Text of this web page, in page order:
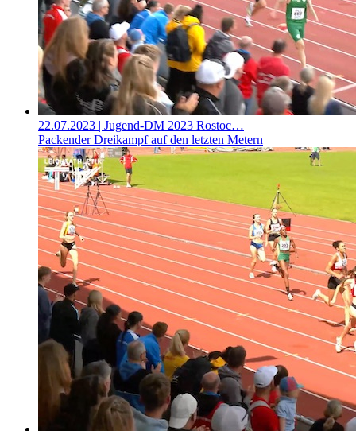
22.07.2023 | Jugend-DM 2023 Rostoc…
Packender Dreikampf auf den letzten Metern